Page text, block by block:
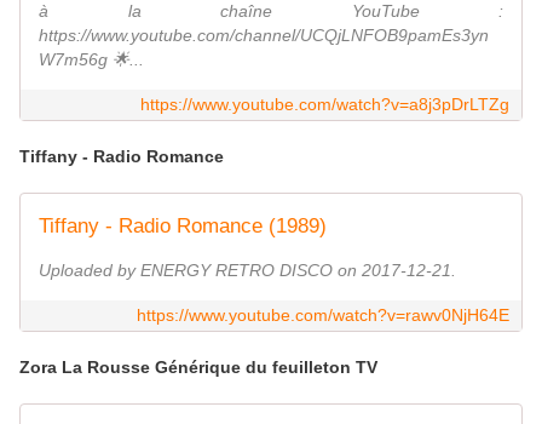
à la chaîne YouTube :
https://www.youtube.com/channel/UCQjLNFOB9pamEs3yn
W7m56g 🌟...
https://www.youtube.com/watch?v=a8j3pDrLTZg
Tiffany - Radio Romance
Tiffany - Radio Romance (1989)
Uploaded by ENERGY RETRO DISCO on 2017-12-21.
https://www.youtube.com/watch?v=rawv0NjH64E
Zora La Rousse Générique du feuilleton TV